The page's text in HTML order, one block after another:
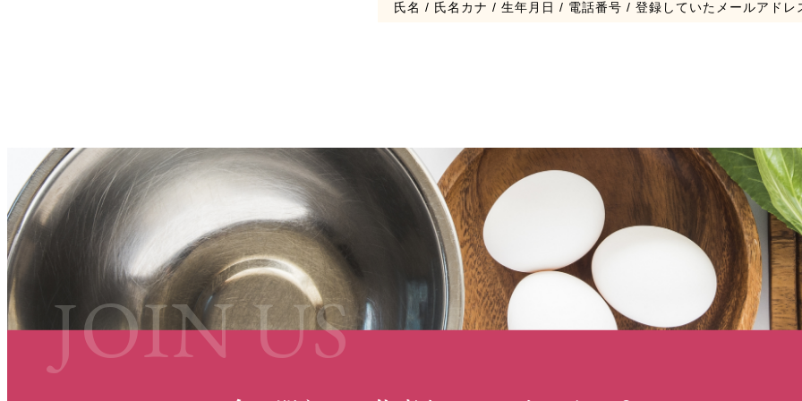
氏名 / 氏名カナ / 生年月日 / 電話番号 / 登録していたメールアドレ